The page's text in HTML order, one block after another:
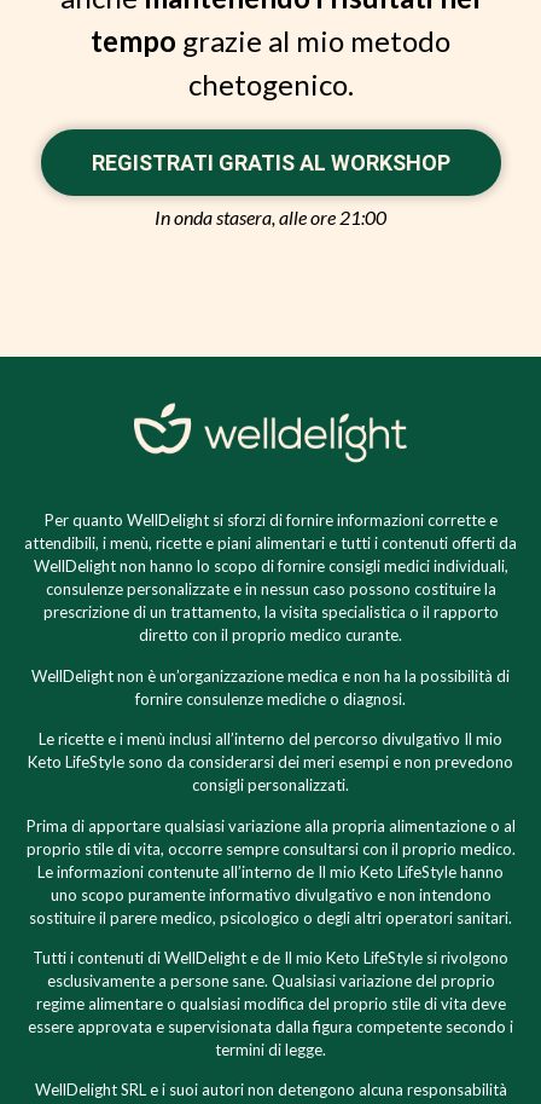
tempo grazie al mio metodo
chetogenico.
REGISTRATI GRATIS AL WORKSHOP
In onda stasera, alle ore 21:00
Per quanto WellDelight si sforzi di fornire informazioni corrette e
attendibili, i menù, ricette e piani alimentari e tutti i contenuti offerti da
WellDelight non hanno lo scopo di fornire consigli medici individuali,
consulenze personalizzate e in nessun caso possono costituire la
prescrizione di un trattamento, la visita specialistica o il rapporto
diretto con il proprio medico curante.
WellDelight non è un’organizzazione medica e non ha la possibilità di
fornire consulenze mediche o diagnosi.
Le ricette e i menù inclusi all’interno del percorso divulgativo Il mio
Keto LifeStyle sono da considerarsi dei meri esempi e non prevedono
consigli personalizzati.
Prima di apportare qualsiasi variazione alla propria alimentazione o al
proprio stile di vita, occorre sempre consultarsi con il proprio medico.
Le informazioni contenute all’interno de Il mio Keto LifeStyle hanno
uno scopo puramente informativo divulgativo e non intendono
sostituire il parere medico, psicologico o degli altri operatori sanitari.
Tutti i contenuti di WellDelight e de Il mio Keto LifeStyle si rivolgono
esclusivamente a persone sane. Qualsiasi variazione del proprio
regime alimentare o qualsiasi modifica del proprio stile di vita deve
essere approvata e supervisionata dalla figura competente secondo i
termini di legge.
WellDelight SRL e i suoi autori non detengono alcuna responsabilità